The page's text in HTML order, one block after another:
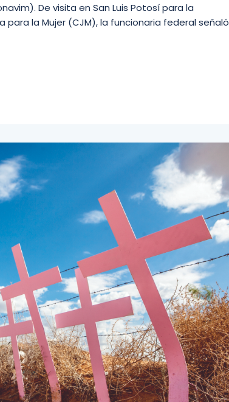
De visita en San Luis Potosí para la
la Mujer (CJM), la funcionaria federal señaló